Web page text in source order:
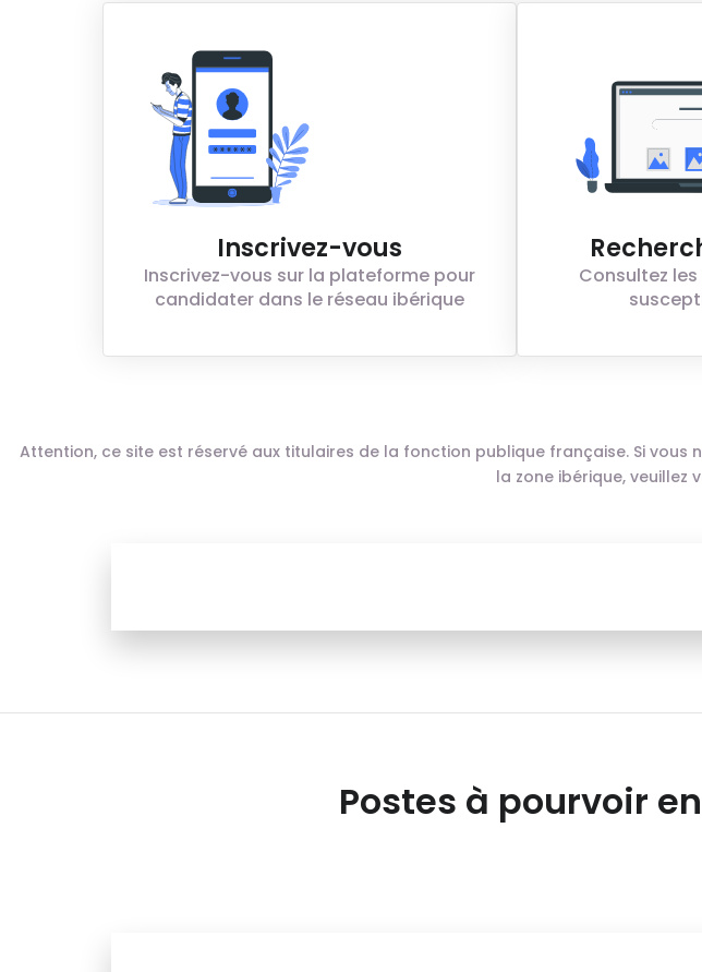
Inscrivez-vous
Inscrivez-vous sur la plateforme pour
candidater dans le réseau ibérique
Consultez
Attention, ce site est réservé aux titulaires de la fonction publique française. Si
la zone ibérique, veuillez
Postes à pourvoir